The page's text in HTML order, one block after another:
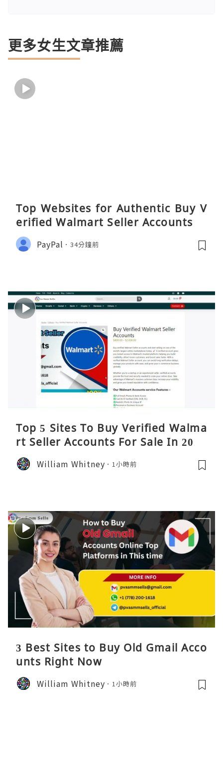
更多女生文章推薦
Top Websites for Authentic Buy V
erified Walmart Seller Accounts
PayPal 34分鐘前
Top 5 Sites To Buy Verified Walma
rt Seller Accounts For Sale In 2026
William Whitney 1小時前
3 Best Sites to Buy Old Gmail Acco
unts Right Now
William Whitney 1小時前